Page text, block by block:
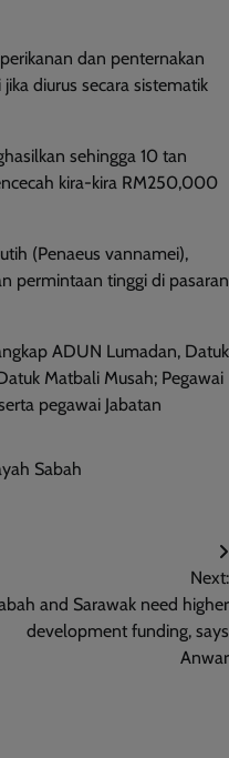
dan penternakan
diurus secara sistematik
sehingga 10 tan
kira-kira RM250,000
(Penaeus vannamei),
permintaan tinggi di pasaran
ADUN Lumadan, Datuk
Matbali Musah; Pegawai
pegawai Jabatan
Sabah
Next:
and Sarawak need higher
development funding, says
Anwar